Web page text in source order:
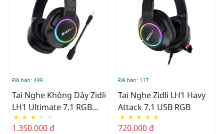
Đã bán: 499
Tai Nghe Không Dây Zidli
LH1 Ultimate 7.1 RGB
Dualmode
★ ★ ★ ☆ ☆
1.350.000 đ
Đã bán: 117
Tai Nghe Zidli LH1 Havy
Attack 7.1 USB RGB
★ ★ ★ ★ ★
720.000 đ